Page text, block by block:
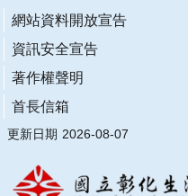
網站資料開放宣告
資訊安全宣告
著作權聲明
首長信箱
更新日期 2026-08-07